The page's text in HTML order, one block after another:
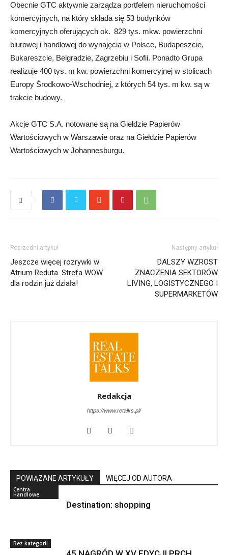
Obecnie GTC aktywnie zarządza portfelem nieruchomości
komercyjnych, na który składa się 53 budynków
komercyjnych oferujących ok. 829 tys. mkw. powierzchni
biurowej i handlowej do wynajęcia w Polsce, Budapeszcie,
Bukareszcie, Belgradzie, Zagrzebiu i Sofii. Ponadto Grupa
realizuje 400 tys. m kw. powierzchni komercyjnej w stolicach
Europy Środkowo-Wschodniej, z których 54 tys. m kw. są w
trakcie budowy.
Akcje GTC S.A. notowane są na Giełdzie Papierów
Wartościowych w Warszawie oraz na Giełdzie Papierów
Wartościowych w Johannesburgu.
Poprzedni artykuł
Jeszcze więcej rozrywki w
Atrium Reduta. Strefa WOW
dla rodzin już działa!
Następny artykuł
DALSZY WZROST
ZNACZENIA SEKTORÓW
LIVING, LOGISTYCZNEGO I
SUPERMARKETÓW
Redakcja
https://www.retalks.pl/
POWIĄZANE ARTYKUŁY WIĘCEJ OD AUTORA
Centra
Handlowe
Destination: shopping
Bez kategorii